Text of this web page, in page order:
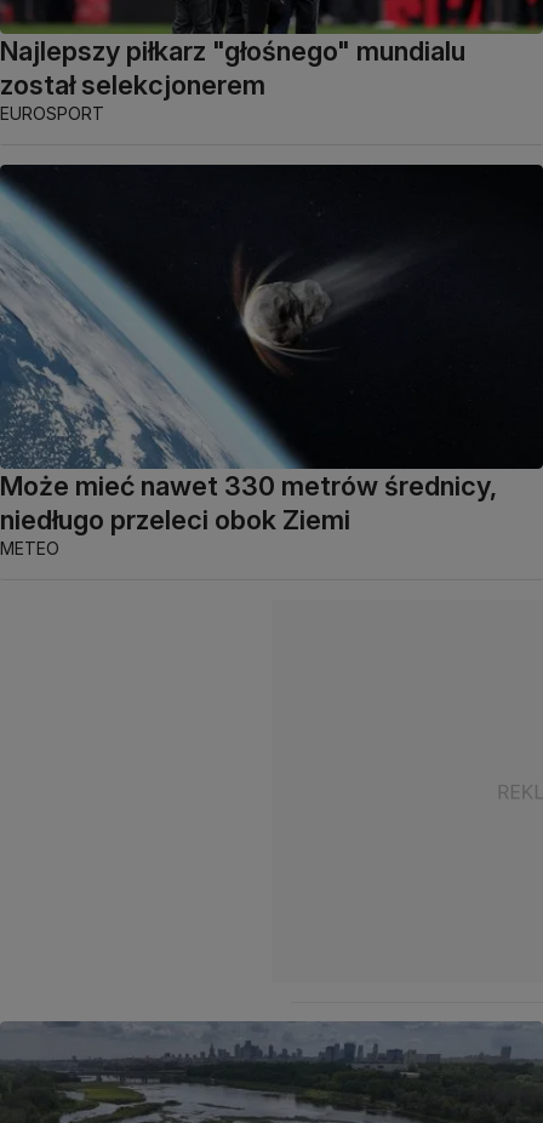
Najlepszy piłkarz "głośnego" mundialu
został selekcjonerem
EUROSPORT
Może mieć nawet 330 metrów średnicy,
niedługo przeleci obok Ziemi
METEO